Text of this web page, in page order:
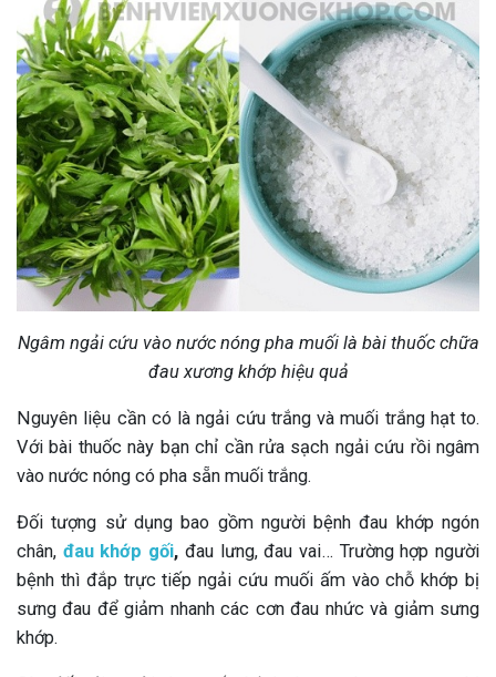
Ngâm ngải cứu vào nước nóng pha muối là bài thuốc chữa
đau xương khớp hiệu quả
Nguyên liệu cần có là ngải cứu trắng và muối trắng hạt to.
Với bài thuốc này bạn chỉ cần rửa sạch ngải cứu rồi ngâm
vào nước nóng có pha sẵn muối trắng.
Đối tượng sử dụng bao gồm người bệnh đau khớp ngón
chân, đau khớp gối, đau lưng, đau vai… Trường hợp người
bệnh thì đắp trực tiếp ngải cứu muối ấm vào chỗ khớp bị
sưng đau để giảm nhanh các cơn đau nhức và giảm sưng
khớp.